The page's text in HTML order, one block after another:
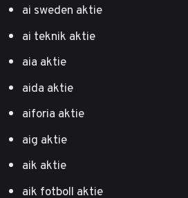
ai sweden aktie
ai teknik aktie
aia aktie
aida aktie
aiforia aktie
aig aktie
aik aktie
aik fotboll aktie